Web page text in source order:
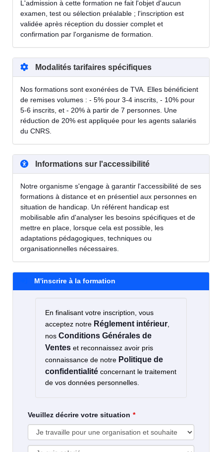
L'admission à cette formation ne fait l'objet d'aucun
examen, test ou sélection préalable ; l'inscription est
validée après réception du dossier complet et
confirmation par l'organisme de formation.
Modalités tarifaires spécifiques
Nos formations sont exonérées de TVA. Elles bénéficient
de remises volumes : - 5% pour 3-4 inscrits, - 10% pour
5-6 inscrits, et - 20% à partir de 7 personnes. Une
réduction de 20% est appliquée pour les agents salariés
du CNRS.
Informations sur l'accessibilité
Notre organisme s'engage à garantir l'accessibilité de ses
formations à distance et en présentiel aux personnes en
situation de handicap. Un référent handicap est
mobilisable afin d'analyser les besoins spécifiques et de
mettre en place, lorsque cela est possible, les
adaptations pédagogiques, techniques ou
organisationnelles nécessaires.
M'inscrire à la formation
En finalisant votre inscription, vous
acceptez notre Réglement intérieur,
nos Conditions Générales de
Ventes et reconnaissez avoir pris
connaissance de notre Politique de
confidentialité concernant le traitement
de vos données personnelles.
Veuillez décrire votre situation